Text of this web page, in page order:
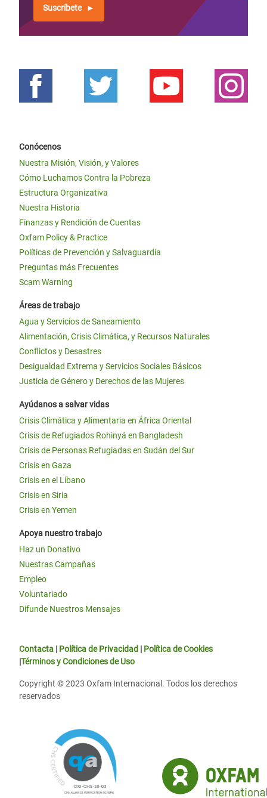
Suscríbete
Conócenos
Nuestra Misión, Visión, y Valores
Cómo Luchamos Contra la Pobreza
Estructura Organizativa
Nuestra Historia
Finanzas y Rendición de Cuentas
Oxfam Policy & Practice
Políticas de Prevención y Salvaguardia
Preguntas más Frecuentes
Scam Warning
Áreas de trabajo
Agua y Servicios de Saneamiento
Alimentación, Crisis Climática, y Recursos Naturales
Conflictos y Desastres
Desigualdad Extrema y Servicios Sociales Básicos
Justicia de Género y Derechos de las Mujeres
Ayúdanos a salvar vidas
Crisis Climática y Alimentaria en África Oriental
Crisis de Refugiados Rohinyá en Bangladesh
Crisis de Personas Refugiadas en Sudán del Sur
Crisis en Gaza
Crisis en el Líbano
Crisis en Siria
Crisis en Yemen
Apoya nuestro trabajo
Haz un Donativo
Nuestras Campañas
Empleo
Voluntariado
Difunde Nuestros Mensajes
Contacta | Política de Privacidad | Política de Cookies
|Términos y Condiciones de Uso
Copyright © 2023 Oxfam Internacional. Todos los derechos
reservados